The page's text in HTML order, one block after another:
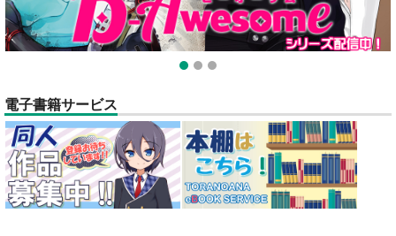
1 2 3
電子書籍サービス